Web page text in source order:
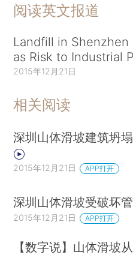
阅读英文报道
Landfill in Shenzhen
as Risk to Industrial
2015年12月21日
相关阅读
深圳山体滑坡建筑坍
2015年12月21日 APP打开
深圳山体滑坡受破坏
2015年12月21日 APP打开
【数字说】山体滑坡